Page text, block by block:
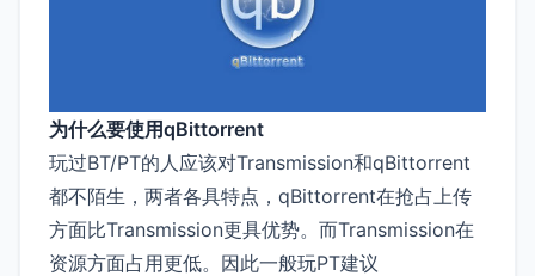
为什么要使用qBittorrent
玩过BT/PT的人应该对Transmission和qBittorrent
都不陌生，两者各具特点，qBittorrent在抢占上传
方面比Transmission更具优势。而Transmission在
资源方面占用更低。因此一般玩PT建议